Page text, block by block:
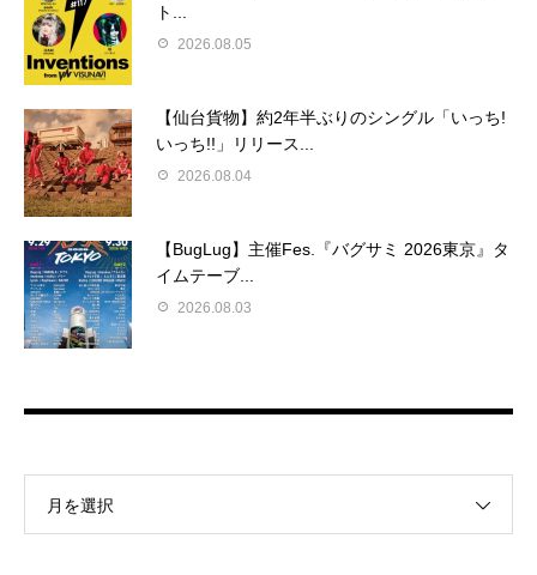
ト...
2026.08.05
【仙台貨物】約2年半ぶりのシングル「いっち!
いっち!!」リリース...
2026.08.04
【BugLug】主催Fes.『バグサミ 2026東京』タ
イムテーブ...
2026.08.03
月を選択